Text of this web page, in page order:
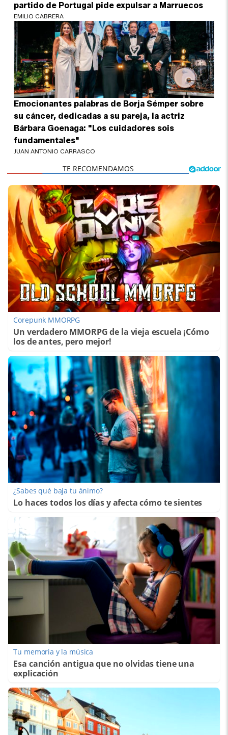
partido de Portugal pide expulsar a Marruecos
EMILIO CABRERA
Emocionantes palabras de Borja Sémper sobre
su cáncer, dedicadas a su pareja, la actriz
Bárbara Goenaga: "Los cuidadores sois
fundamentales"
JUAN ANTONIO CARRASCO
Corepunk MMORPG
Un verdadero MMORPG de la vieja escuela ¡Cómo
los de antes, pero mejor!
¿Sabes qué baja tu ánimo?
Lo haces todos los días y afecta cómo te sientes
Tu memoria y la música
Esa canción antigua que no olvidas tiene una
explicación